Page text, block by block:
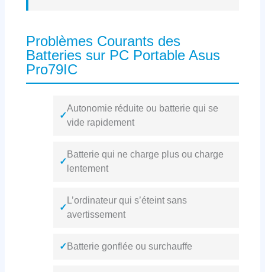
Problèmes Courants des
Batteries sur PC Portable Asus
Pro79IC
✓
Autonomie réduite ou batterie qui se
vide rapidement
✓
Batterie qui ne charge plus ou charge
lentement
✓
L’ordinateur qui s’éteint sans
avertissement
✓ Batterie gonflée ou surchauffe